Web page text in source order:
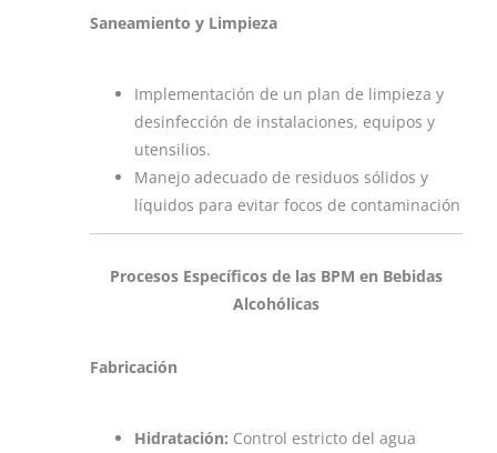
Saneamiento y Limpieza
Implementación de un plan de limpieza y
desinfección de instalaciones, equipos y
utensilios.
Manejo adecuado de residuos sólidos y
líquidos para evitar focos de contaminación​
Procesos Específicos de las BPM en Bebidas
Alcohólicas
Fabricación
Hidratación: Control estricto del agua